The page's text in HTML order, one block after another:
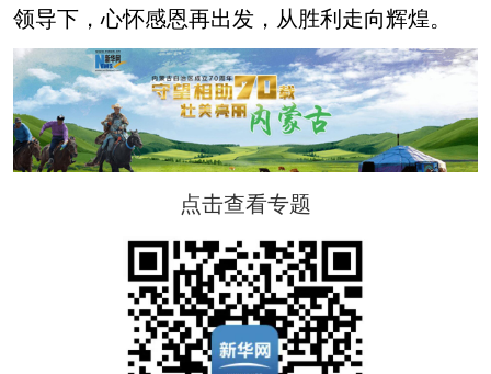
领导下，心怀感恩再出发，从胜利走向辉煌。
点击查看专题